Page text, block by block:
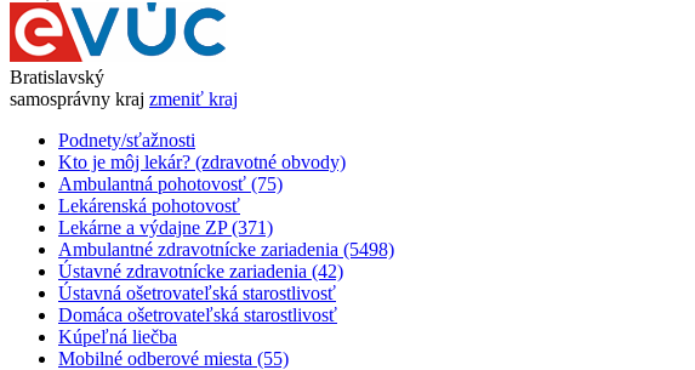
Bratislavský
samosprávny kraj zmeniť kraj
Podnety/sťažnosti
Kto je môj lekár? (zdravotné obvody)
Ambulantná pohotovosť (75)
Lekárenská pohotovosť
Lekárne a výdajne ZP (371)
Ambulantné zdravotnícke zariadenia (5498)
Ústavné zdravotnícke zariadenia (42)
Ústavná ošetrovateľská starostlivosť
Domáca ošetrovateľská starostlivosť
Kúpeľná liečba
Mobilné odberové miesta (55)